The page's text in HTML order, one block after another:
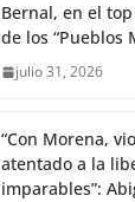
Bernal, en el
de los “Pueblos
julio 31, 2026
“Con Morena,
atentado a la
imparables”: